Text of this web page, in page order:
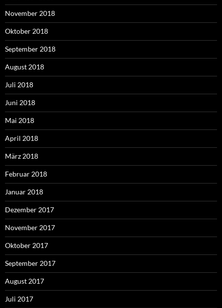
November 2018
Oktober 2018
September 2018
August 2018
Juli 2018
Juni 2018
Mai 2018
April 2018
März 2018
Februar 2018
Januar 2018
Dezember 2017
November 2017
Oktober 2017
September 2017
August 2017
Juli 2017